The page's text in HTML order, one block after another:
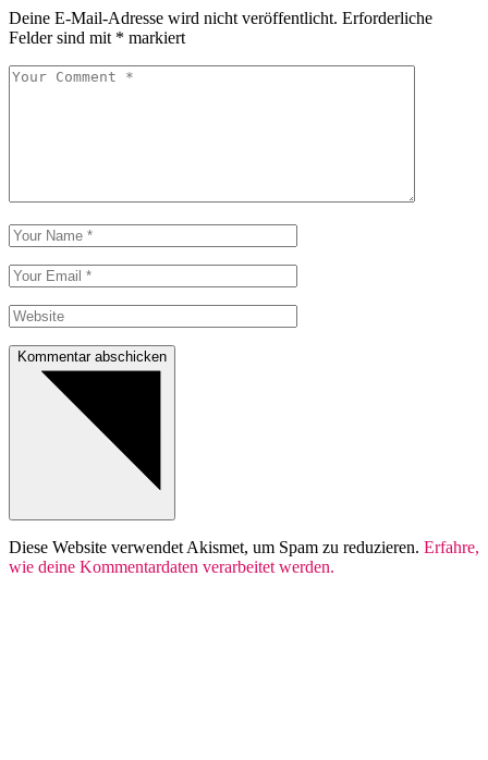
Deine E-Mail-Adresse wird nicht veröffentlicht. Erforderliche
Felder sind mit * markiert
Kommentar abschicken
Diese Website verwendet Akismet, um Spam zu reduzieren. Erfahre,
wie deine Kommentardaten verarbeitet werden.